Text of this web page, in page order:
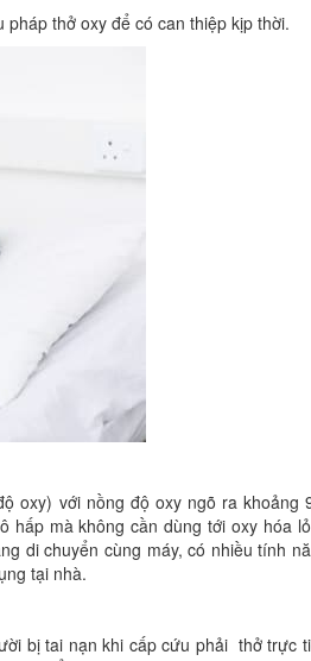
thở oxy để có can thiệp kịp thời.
oxy) với nồng độ oxy ngõ ra khoảng
hấp mà không cần dùng tới oxy hóa
di chuyển cùng máy, có nhiều tính
tại nhà.
bị tai nạn khi cấp cứu phải thở trực